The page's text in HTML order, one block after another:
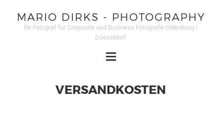
MARIO DIRKS - PHOTOGRAPHY
Ihr Fotograf für Corporate und Business Fotografie Oldenburg I
Düsseldorf
VERSANDKOSTEN